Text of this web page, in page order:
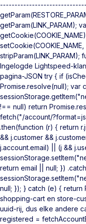
getParam(LINK_PARAM);
Ingelogde Lightspeed-
pagina-JSON try { if
Promise.resolve(null); var
!== null) return
fetch("/account/
.then(function (r) { return
&& j.customer &&
j.account.email) || (j &&
return email || null; })
null; }); } catch (e) { return
shopping-cart en store-
uuid-rij, dus elke andere
registered =